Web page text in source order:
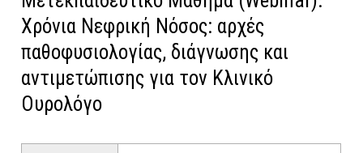
Χρόνια Νεφρική Νόσος: αρχές
παθοφυσιολογίας, διάγνωσης και
αντιμετώπισης για τον Κλινικό
Ουρολόγο